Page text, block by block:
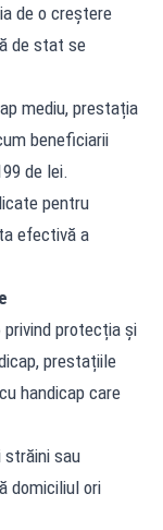
de o creștere
de stat se
mediu, prestația
beneficiarii
de lei.
pentru
efectivă a
privind protecția și
prestațiile
handicap care
sau
domiciliul ori